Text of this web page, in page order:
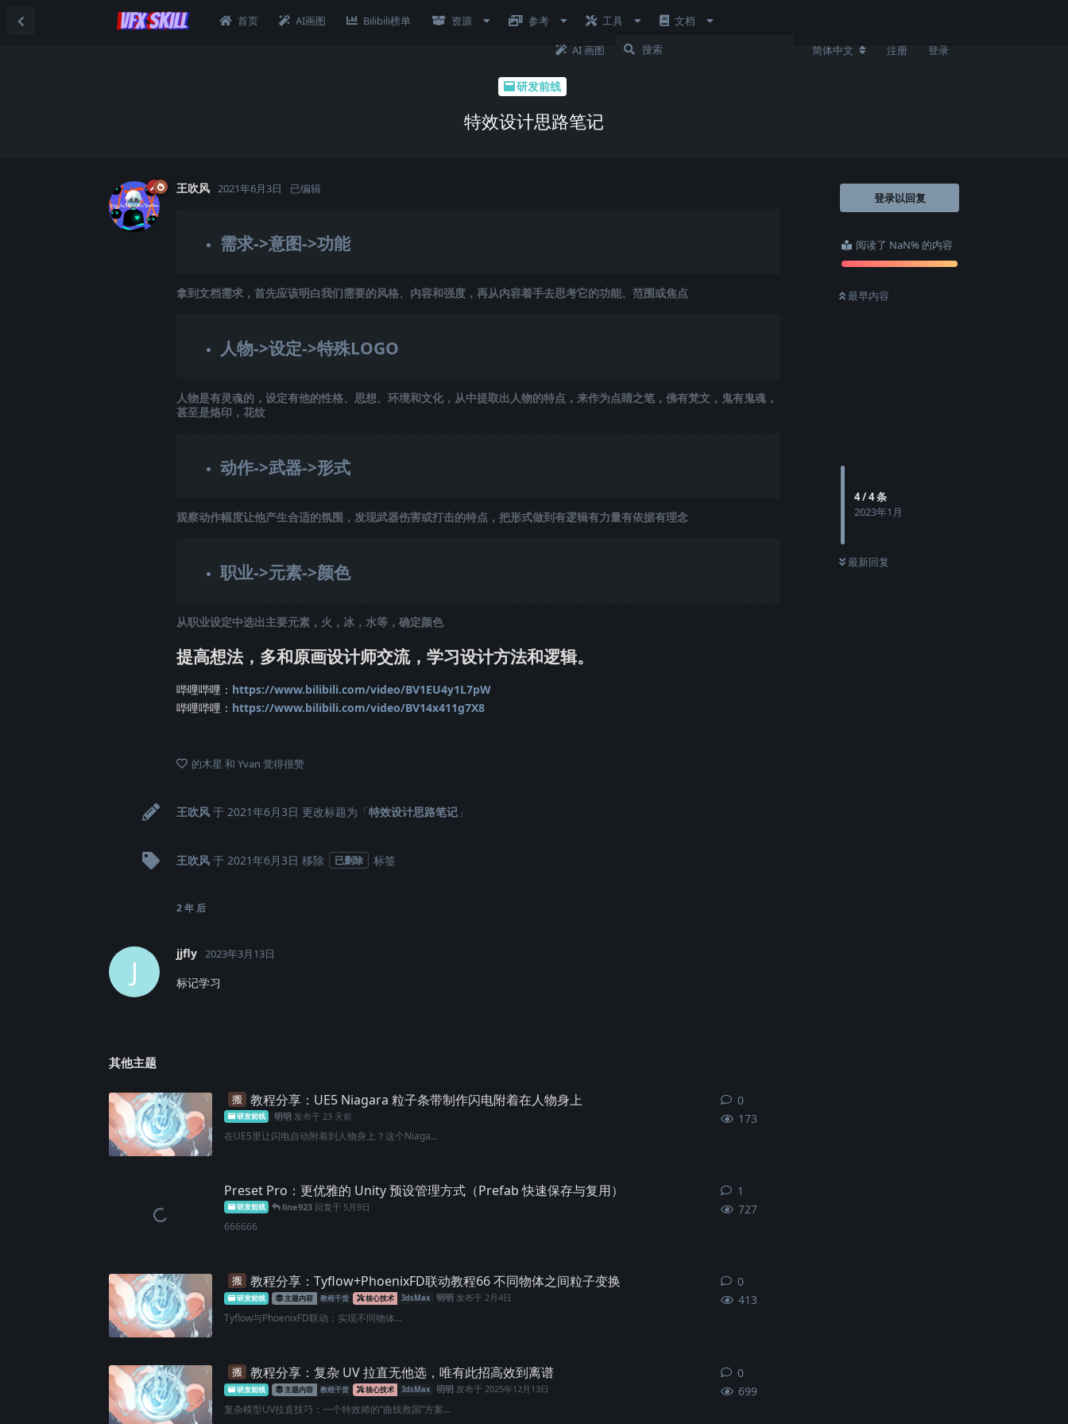
首页 AI画图 Bilibili榜单 资源 参考 工具 文档
AI 画图 简体中文 注册 登录
研发前线
特效设计思路笔记
登录以回复
阅读了 NaN% 的内容
最早内容
4/4条
2023年1月
最新回复
王吹风 2021年6月3日 已编辑
需求->意图->功能
拿到文档需求，首先应该明白我们需要的风格、内容和强度，再从内容着手去思考它的功能、范围或焦点
人物->设定->特殊LOGO
人物是有灵魂的，设定有他的性格、思想、环境和文化，从中提取出人物的特点，来作为点睛之笔，佛有梵文，鬼有鬼魂，
甚至是烙印，花纹
动作->武器->形式
观察动作幅度让他产生合适的氛围，发现武器伤害或打击的特点，把形式做到有逻辑有力量有依据有理念
职业->元素->颜色
从职业设定中选出主要元素，火，冰，水等，确定颜色
提高想法，多和原画设计师交流，学习设计方法和逻辑。
哔哩哔哩： https://www.bilibili.com/video/BV1EU4y1L7pW
哔哩哔哩： https://www.bilibili.com/video/BV14x411g7X8
的木星 和 Yvan 觉得很赞
王吹风 于 2021年6月3日 更改标题为「特效设计思路笔记 」
王吹风 于 2021年6月3日 移除 已删除 标签
2 年 后
J
jjfly 2023年3月13日
标记学习
其他主题
搬 教程分享：UE5 Niagara 粒子条带制作闪电附着在人物身上
研发前线 明明 发布于23 天前 173
在UE5里让闪电自动附着到人物身上？这个Niaga...
0
Preset Pro：更优雅的 Unity 预设管理方式（Prefab 快速保存与复用）
研发前线 line923 回复于 5月9日 727
666666
1
搬 教程分享：Tyflow+PhoenixFD联动教程66 不同物体之间粒子变换
研发前线 主题内容 教程干货 核心技术 3dsMax 明明发布于 2月4日 413
Tyflow与PhoenixFD联动：实现不同物体...
0
搬 教程分享：复杂 UV 拉直无他选，唯有此招高效到离谱
研发前线 主题内容 教程干货 核心技术 3dsMax 明明发布于 2025年12月13日 699
复杂模型UV拉直技巧：一个特效师的“曲线救国”方案...
0